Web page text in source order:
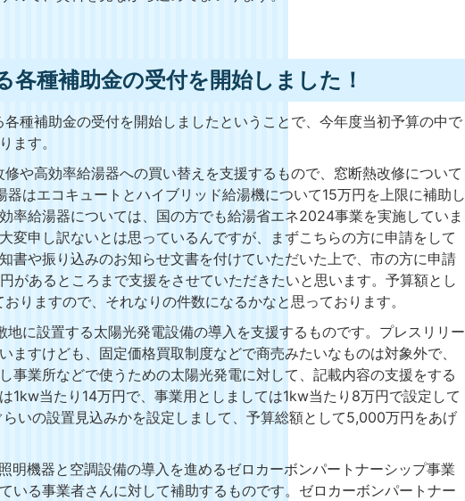
各種補助金の受付を開始しました！
各種補助金の受付を開始しましたということで、今年度当初予算の中で
ます。
修や高効率給湯器への買い替えを支援するもので、窓断熱改修について
器はエコキュートとハイブリッド給湯機について15万円を上限に補助し
率給湯器については、国の方でも給湯省エネ2024事業を実施していま
変申し訳ないとは思っているんですが、まずこちらの方に申請をして
書や振り込みのお知らせ文書を付けていただいた上で、市の方に申請
があるところまで支援をさせていただきたいと思います。予算額とし
りますので、それなりの件数になるかなと思っております。
地に設置する太陽光発電設備の導入を支援するものです。プレスリリー
ますけども、固定価格買取制度などで商売みたいなものは対象外で、
事業所などで使うための太陽光発電に対して、記載内容の支援をする
1kw当たり14万円で、事業用としましては1kw当たり8万円で設定して
いの設置見込みかを設定しまして、予算総額として5,000万円をあげ
明機器と空調設備の導入を進めるゼロカーボンパートナーシップ事業
いる事業者さんに対して補助するものです。ゼロカーボンパートナー